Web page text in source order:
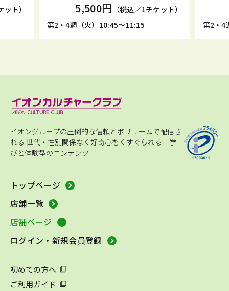
ト）
5,500円 （税込／1チケット）
第2・4週（火）10:45～11:15
第2・4
イオングループの圧倒的な信頼とボリュームで配信さ
れる 世代・性別関係なく好奇心をくすぐられる「学
びと体験型のコンテンツ」
トップページ
店舗一覧
店舗ページ
ログイン・新規会員登録
初めての方へ
ご利用ガイド